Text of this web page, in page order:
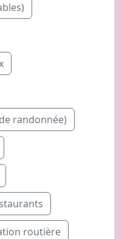
randonnée)
routière